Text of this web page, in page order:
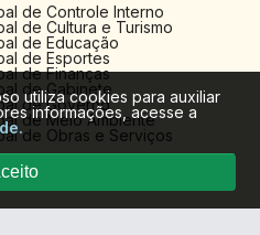
de Controle Interno
de Cultura e Turismo
de Educação
de Esportes
de Finanças
de Gabinete
de Governo
de Meio Ambiente
de Obras e Serviços
de Saúde
de Transporte
utiliza cookies para auxiliar
informações, acesse a